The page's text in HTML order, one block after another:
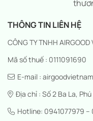
THÔNG TIN LIÊN HỆ
CÔNG TY TNHH AIRGOOD
Mã số thuế : 0111091690
E-mail :
Địa chỉ : Số 2 Ba La,
Hotline: 0941077979